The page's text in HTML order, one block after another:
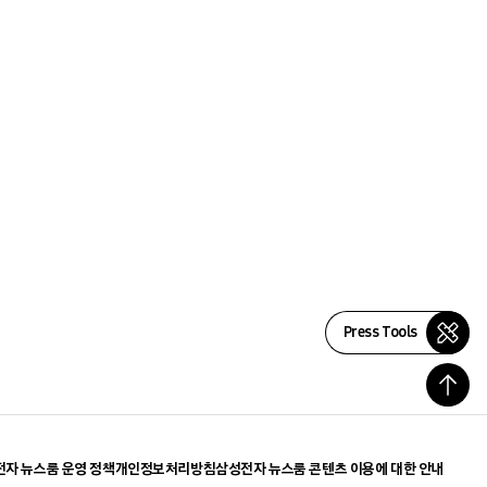
Press Tools
자 뉴스룸 운영 정책개인정보처리방침삼성전자 뉴스룸 콘텐츠 이용에 대한 안내